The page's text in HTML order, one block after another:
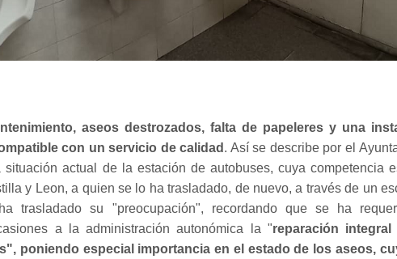
aseos destrozados, falta de papeleres y una
con un servicio de calidad . Así se describe por el
situación actual de la estación de autobuses, cuya competencia
y Leon, a quien se lo ha trasladado, de nuevo, a través de un
trasladado su "preocupación", recordando que se ha
a la administración autonómica la "reparación
poniendo especial importancia en el estado de los aseos,